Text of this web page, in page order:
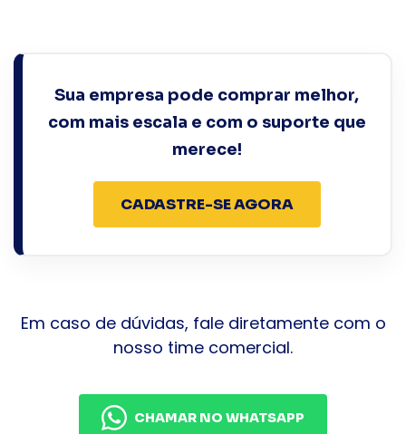
Sua empresa pode comprar melhor,
com mais escala e com o suporte que
merece!
CADASTRE-SE AGORA
Em caso de dúvidas, fale diretamente com o
nosso time comercial.
CHAMAR NO WHATSAPP